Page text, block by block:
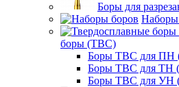
Боры для
Наборы
боры (ТВС)
Боры ТВС для ПН
Боры ТВС для ТН
Боры ТВС для УН